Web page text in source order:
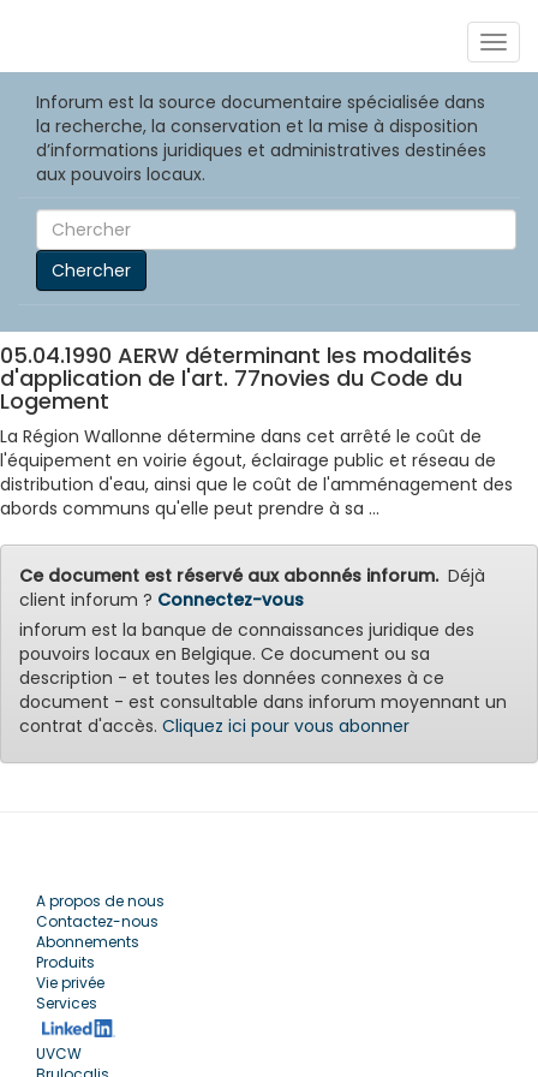
Inforum est la source documentaire spécialisée dans
la recherche, la conservation et la mise à disposition
d’informations juridiques et administratives destinées
aux pouvoirs locaux.
Chercher
05.04.1990 AERW déterminant les modalités
d'application de l'art. 77novies du Code du
Logement
La Région Wallonne détermine dans cet arrêté le coût de
l'équipement en voirie égout, éclairage public et réseau de
distribution d'eau, ainsi que le coût de l'amménagement des
abords communs qu'elle peut prendre à sa ...
Ce document est réservé aux abonnés inforum.Déjà
client inforum ? Connectez-vous
inforum est la banque de connaissances juridique des
pouvoirs locaux en Belgique. Ce document ou sa
description - et toutes les données connexes à ce
document - est consultable dans inforum moyennant un
contrat d'accès. Cliquez ici pour vous abonner
A propos de nous
Contactez-nous
Abonnements
Produits
Vie privée
Services
UVCW